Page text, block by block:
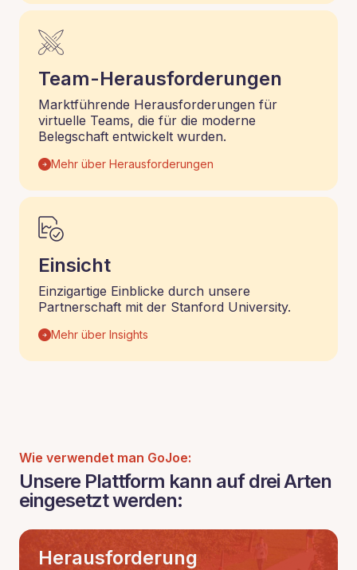
Team-Herausforderungen
Marktführende Herausforderungen für
virtuelle Teams, die für die moderne
Belegschaft entwickelt wurden.
Mehr über Herausforderungen
Einsicht
Einzigartige Einblicke durch unsere
Partnerschaft mit der Stanford University.
Mehr über Insights
Wie verwendet man GoJoe:
Unsere Plattform kann auf drei Arten
eingesetzt werden:
Herausforderung